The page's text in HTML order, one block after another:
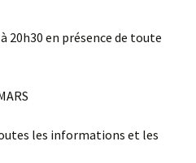
20h30 en présence de toute
les informations et les